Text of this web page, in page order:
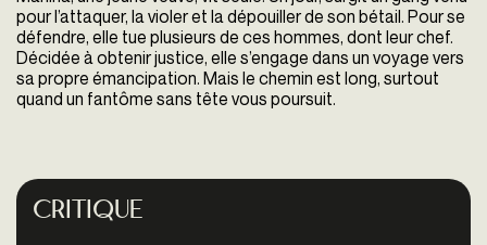
pour l’attaquer, la violer et la dépouiller de son bétail. Pour se
défendre, elle tue plusieurs de ces hommes, dont leur chef.
Décidée à obtenir justice, elle s’engage dans un voyage vers
sa propre émancipation. Mais le chemin est long, surtout
quand un fantôme sans tête vous poursuit.
Critique